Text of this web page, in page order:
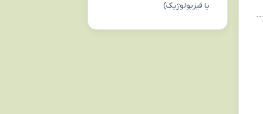
یا فیزیولوژیک)